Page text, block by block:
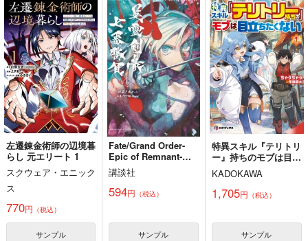
融解温度
いたくない棘
1,572
水戸洋平×三井寿
すおさくログ２
相川屋
572円 （税込）
すおさく再録本【イラ
ストカード付き】
相川屋
蘇枋隼飛×桜遥
先生があそびにきたぞ
っ！
土曜日のキャラメル
専売 629円（税込）
Fate/Grand Order
坂本龍馬×岡田以蔵
サンプル
カート
青春ファタール
Spicy Sweets!
専売 787円（税込）
Fate/Grand Order
坂本龍馬×岡田以蔵
サンプル
カート
左遷錬金術師の辺境暮
らし 元エリート 1
スクウェア・エニック
ス
770円 （税込）
サンプル
Fate/Grand Order-
Epic of Remnant-亜
種特異点3/亜種並行世
界 屍山血河舞台 下総
国 英霊剣豪七番勝
負 6
講談社
594円 （税込）
サンプル
特異スキル『テリトリ
ー』持ちのモブは目立
ちたくない 1
KADOKAWA
1,705円 （税込）
サンプル